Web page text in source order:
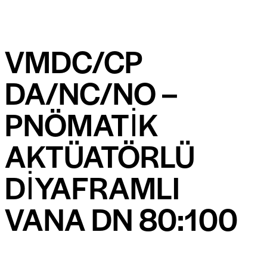
VMDC/CP
DA/NC/NO –
PNÖMATİK
AKTÜATÖRLÜ
DİYAFRAMLI
VANA DN 80:100